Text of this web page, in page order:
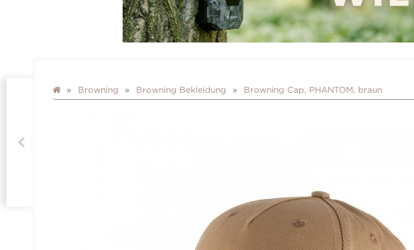
Browning Browning Bekleidung Browning Cap, PHANTOM, braun